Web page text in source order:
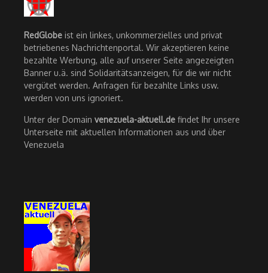
RedGlobe ist ein linkes, unkommerzielles und privat
betriebenes Nachrichtenportal. Wir akzeptieren keine
bezahlte Werbung, alle auf unserer Seite angezeigten
Banner u.ä. sind Solidaritätsanzeigen, für die wir nicht
vergütet werden. Anfragen für bezahlte Links usw.
werden von uns ignoriert.
Unter der Domain venezuela-aktuell.de findet Ihr unsere
Unterseite mit aktuellen Informationen aus und über
Venezuela